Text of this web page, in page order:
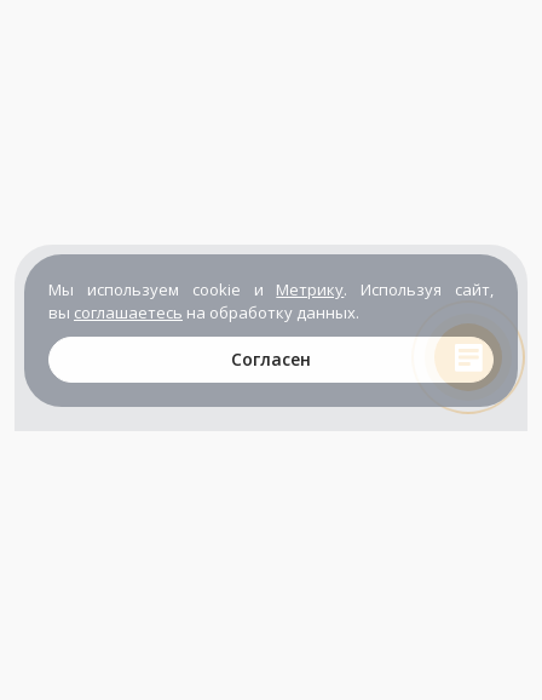
Мы используем cookie и Метрику. Используя сайт,
вы соглашаетесь на обработку данных.
Согласен